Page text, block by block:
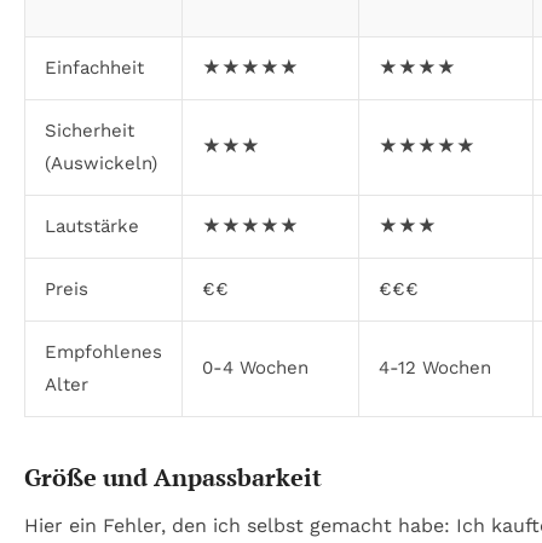
Einfachheit ★★★★★ ★★★★
Sicherheit
(Auswickeln)
★★★ ★★★★★
Lautstärke ★★★★★ ★★★
Preis €€ €€€
Empfohlenes
Alter
0-4 Wochen 4-12 Wochen
Größe und Anpassbarkeit
Hier ein Fehler, den ich selbst gemacht habe: Ich